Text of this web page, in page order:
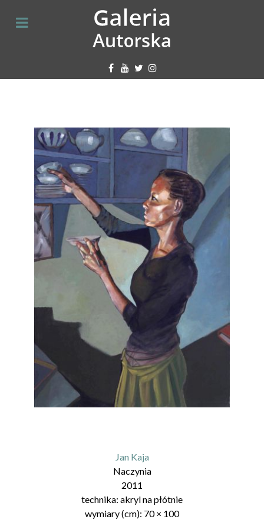
Jan Kaja
Naczynia
2011
technika: akryl na płótnie
wymiary (cm): 70× 100